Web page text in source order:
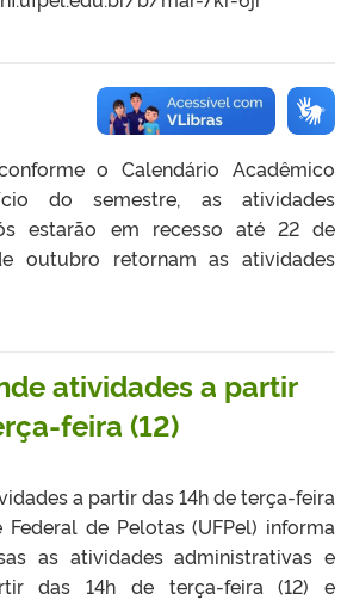
o Calendário Acadêmico
do semestre, as atividades
estarão em recesso até 22 de
outubro retornam as atividades
atividades a partir
feira (12)
a partir das 14h de terça-feira
Federal de Pelotas (UFPel) informa
as atividades administrativas e
das 14h de terça-feira (12) e